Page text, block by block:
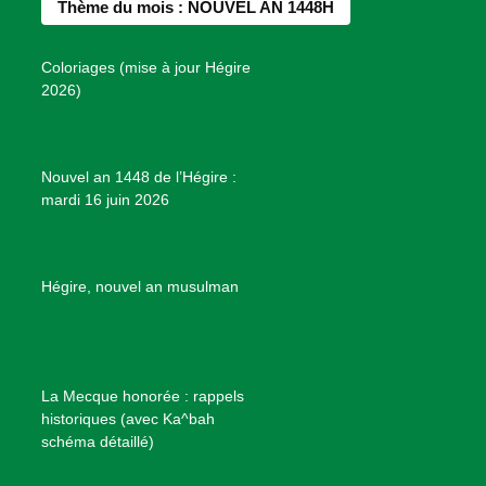
k
a
Thème du mois : NOUVEL AN 1448H
Coloriages (mise à jour Hégire
2026)
Nouvel an 1448 de l’Hégire :
mardi 16 juin 2026
Hégire, nouvel an musulman
La Mecque honorée : rappels
historiques (avec Ka^bah
schéma détaillé)